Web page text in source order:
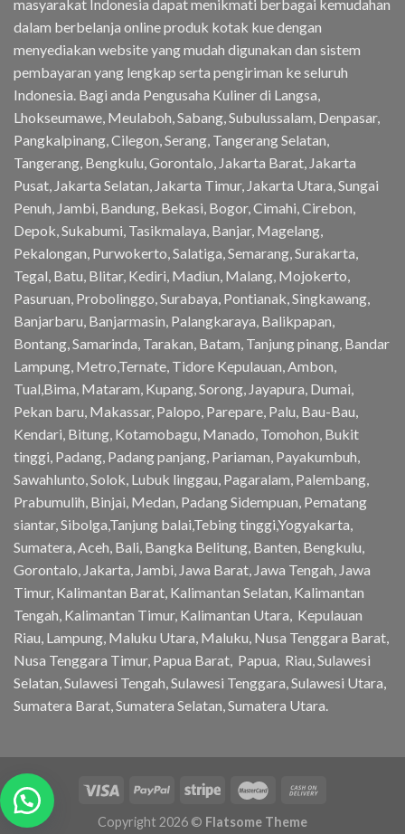
masyarakat Indonesia dapat menikmati berbagai kemudahan
dalam berbelanja online produk kotak kue dengan
menyediakan website yang mudah digunakan dan sistem
pembayaran yang lengkap serta pengiriman ke seluruh
Indonesia. Bagi anda Pengusaha Kuliner di Langsa,
Lhokseumawe, Meulaboh, Sabang, Subulussalam, Denpasar,
Pangkalpinang, Cilegon, Serang, Tangerang Selatan,
Tangerang, Bengkulu, Gorontalo, Jakarta Barat, Jakarta
Pusat, Jakarta Selatan, Jakarta Timur, Jakarta Utara, Sungai
Penuh, Jambi, Bandung, Bekasi, Bogor, Cimahi, Cirebon,
Depok, Sukabumi, Tasikmalaya, Banjar, Magelang,
Pekalongan, Purwokerto, Salatiga, Semarang, Surakarta,
Tegal, Batu, Blitar, Kediri, Madiun, Malang, Mojokerto,
Pasuruan, Probolinggo, Surabaya, Pontianak, Singkawang,
Banjarbaru, Banjarmasin, Palangkaraya, Balikpapan,
Bontang, Samarinda, Tarakan, Batam, Tanjung pinang, Bandar
Lampung, Metro,Ternate, Tidore Kepulauan, Ambon,
Tual,Bima, Mataram, Kupang, Sorong, Jayapura, Dumai,
Pekan baru, Makassar, Palopo, Parepare, Palu, Bau-Bau,
Kendari, Bitung, Kotamobagu, Manado, Tomohon, Bukit
tinggi, Padang, Padang panjang, Pariaman, Payakumbuh,
Sawahlunto, Solok, Lubuk linggau, Pagaralam, Palembang,
Prabumulih, Binjai, Medan, Padang Sidempuan, Pematang
siantar, Sibolga,Tanjung balai,Tebing tinggi,Yogyakarta,
Sumatera, Aceh, Bali, Bangka Belitung, Banten, Bengkulu,
Gorontalo, Jakarta, Jambi, Jawa Barat, Jawa Tengah, Jawa
Timur, Kalimantan Barat, Kalimantan Selatan, Kalimantan
Tengah, Kalimantan Timur, Kalimantan Utara, Kepulauan
Riau, Lampung, Maluku Utara, Maluku, Nusa Tenggara Barat,
Nusa Tenggara Timur, Papua Barat, Papua, Riau, Sulawesi
Selatan, Sulawesi Tengah, Sulawesi Tenggara, Sulawesi Utara,
Sumatera Barat, Sumatera Selatan, Sumatera Utara.
Copyright 2026 © Flatsome Theme